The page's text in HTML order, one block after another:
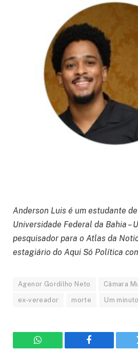
Anderson Luis é um estudante
Universidade Federal da Bahia –
pesquisador para o Atlas da
estagiário do Aqui Só Política
Agenor Gordilho Neto Câmara
ex-vereador morte Um
WhatsApp Facebook